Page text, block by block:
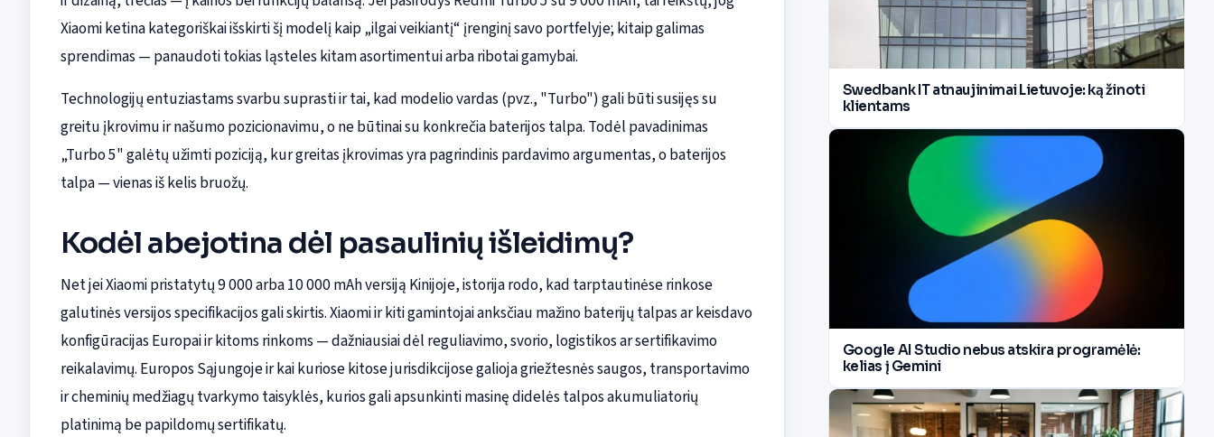
Xiaomi ketina kategoriškai išskirti šį modelį kaip „ilgai veikiantį“ įrenginį savo portfelyje; kitaip galimas
sprendimas — panaudoti tokias ląsteles kitam asortimentui arba ribotai gamybai.
Technologijų entuziastams svarbu suprasti ir tai, kad modelio vardas (pvz., "Turbo") gali būti susijęs su
greitu įkrovimu ir našumo pozicionavimu, o ne būtinai su konkrečia baterijos talpa. Todėl pavadinimas
„Turbo 5" galėtų užimti poziciją, kur greitas įkrovimas yra pagrindinis pardavimo argumentas, o baterijos
talpa — vienas iš kelis bruožų.
Kodėl abejotina dėl pasaulinių išleidimų?
Net jei Xiaomi pristatytų 9 000 arba 10 000 mAh versiją Kinijoje, istorija rodo, kad tarptautinėse rinkose
galutinės versijos specifikacijos gali skirtis. Xiaomi ir kiti gamintojai anksčiau mažino baterijų talpas ar keisdavo
konfigūracijas Europai ir kitoms rinkoms — dažniausiai dėl reguliavimo, svorio, logistikos ar sertifikavimo
reikalavimų. Europos Sąjungoje ir kai kuriose kitose jurisdikcijose galioja griežtesnės saugos, transportavimo
ir cheminių medžiagų tvarkymo taisyklės, kurios gali apsunkinti masinę didelės talpos akumuliatorių
platinimą be papildomų sertifikatų.
Swedbank IT atnaujinimai Lietuvoje: ką žinoti
klientams
Google AI Studio nebus atskira programėlė:
kelias į Gemini